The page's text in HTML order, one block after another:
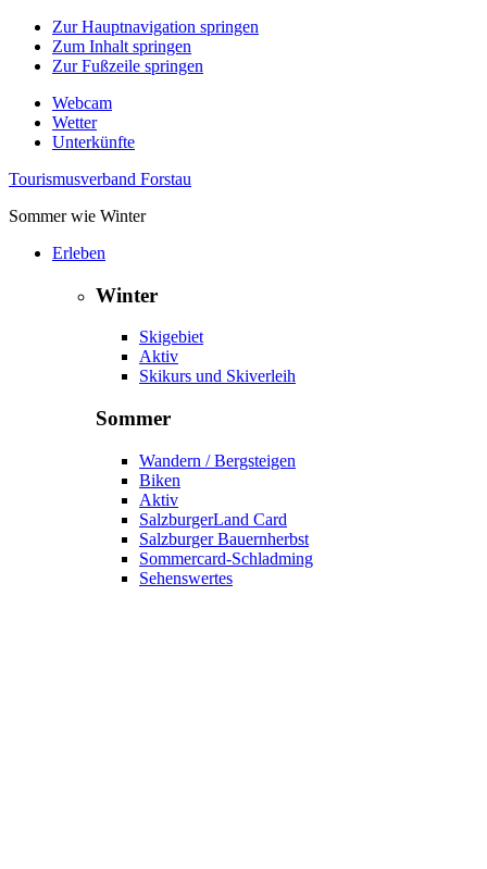
Zur Hauptnavigation springen
Zum Inhalt springen
Zur Fußzeile springen
Webcam
Wetter
Unterkünfte
Tourismusverband Forstau
Sommer wie Winter
Erleben
Winter
Skigebiet
Aktiv
Skikurs und Skiverleih
Sommer
Wandern / Bergsteigen
Biken
Aktiv
SalzburgerLand Card
Salzburger Bauernherbst
Sommercard-Schladming
Sehenswertes